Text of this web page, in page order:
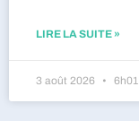
LIRE LA SUITE »
3 août 2026 6h01